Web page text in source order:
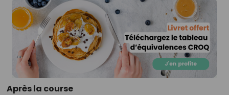
Après la course